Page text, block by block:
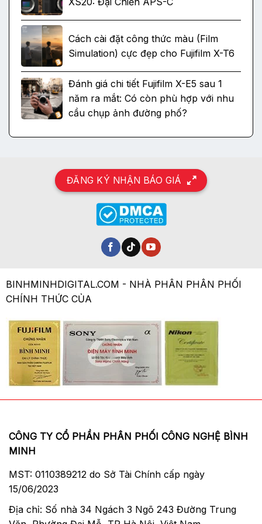
Cách cài đặt công thức màu (Film
Simulation) cực đẹp cho Fujifilm X-T6
Đánh giá chi tiết Fujifilm X-E5 sau 1
năm ra mắt: Có còn phù hợp với nhu
cầu chụp ảnh đường phố?
ĐĂNG KÝ NHẬN BÁO GIÁ
BINHMINHDIGITAL.COM - NHÀ PHÂN PHÂN PHỐI
CHÍNH THỨC CỦA
CÔNG TY CỔ PHẦN PHÂN PHỐI CÔNG NGHỆ BÌNH
MINH
MST: 0110389212 do Sở Tài Chính cấp ngày
15/06/2023
Địa chỉ: Số nhà 34 Ngách 3 Ngõ 243 Đường Trung